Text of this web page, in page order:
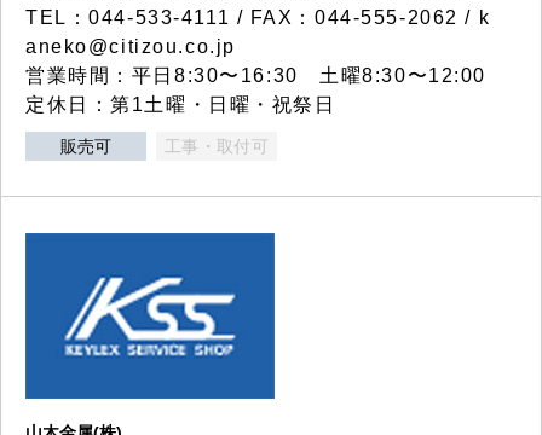
TEL：044-533-4111 / FAX：044-555-2062 / k
aneko@citizou.co.jp
営業時間：平日8:30〜16:30 土曜8:30〜12:00
定休日：第1土曜・日曜・祝祭日
販売可 工事・取付可